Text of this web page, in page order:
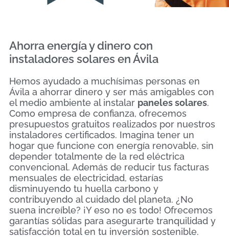
Ahorra energía y dinero con
instaladores solares en Ávila
Hemos ayudado a muchísimas personas en
Ávila a ahorrar dinero y ser más amigables con
el medio ambiente al instalar paneles solares.
Como empresa de confianza, ofrecemos
presupuestos gratuitos realizados por nuestros
instaladores certificados. Imagina tener un
hogar que funcione con energía renovable, sin
depender totalmente de la red eléctrica
convencional. Además de reducir tus facturas
mensuales de electricidad, estarías
disminuyendo tu huella carbono y
contribuyendo al cuidado del planeta. ¿No
suena increíble? ¡Y eso no es todo! Ofrecemos
garantías sólidas para asegurarte tranquilidad y
satisfacción total en tu inversión sostenible.